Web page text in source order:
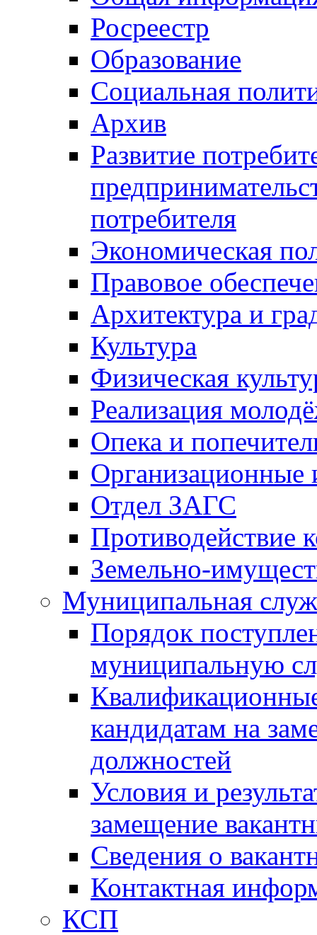
Росреестр
Образование
Социальная
Архив
Развитие
потребителя
Экономическая
Правовое
Архитектура и
Культура
Физическая
Реализация
Опека и
Отдел ЗАГС
Противодействие
Земельно-
Муниципальная
Порядок
муниципальную
кандидатам на
должностей
Условия и
замещение
Сведения о
Контактная
КСП